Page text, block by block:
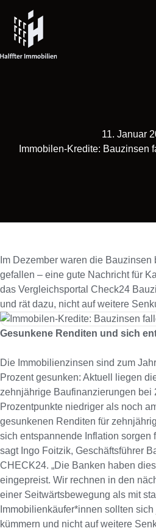
Inhalt
springen
11. Januar
Immobilen-Kredite: Bauzinsen
Im Dezember waren die Bauzinsen
gefallen – eine gute Nachricht für
das Vergleichsportal Check24
und rät dazu, nicht auf weitere
Gesunkene Renditen und sich
Die Immobilienzinsen sind zum
Prozent gesunken: Aktuell liegen
zehnjährige Baufinanzierungen bei
Prozentpunkte niedriger als noch
gesunkenen Renditen für
sich entspannende Inflation sorgen
sagt Ingo Foitzik, Geschäftsführer
CHECK24. „Die Banken haben
eingepreist. Wir rechnen in den
einer Seitwärtsbewegung als mit
Immobilienkäufer*innen sollten
kümmern und nicht auf weitere